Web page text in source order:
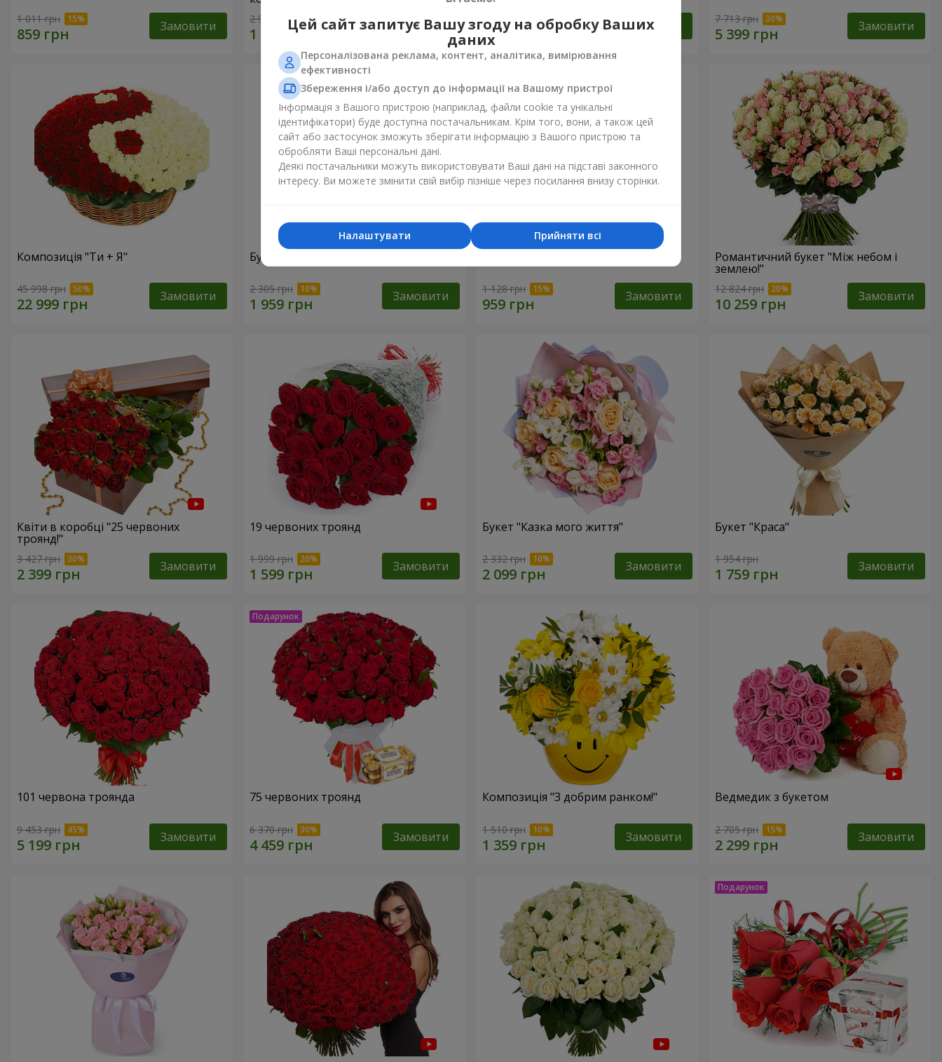
1 011 грн Замовити 2 922 грн Замовити 1 399 грн Замовити 7 713 грн Замовити
Композиція "Ти + Я"
45 998 грн Замовити
Букет "У захваті від тебе!"
2 305 грн Замовити 1 128 грн Замовити
Романтичний букет "Між небом і
землею!"
12 824 грн Замовити
Квіти в коробці "25 червоних
троянд!"
3 427 грн Замовити
19 червоних троянд
1 999 грн Замовити
Букет "Казка мого життя"
2 332 грн Замовити
Букет "Краса"
1 954 грн Замовити
101 червона троянда
9 453 грн Замовити
75 червоних троянд
6 370 грн Замовити
Композиція "З добрим ранком!"
1 510 грн Замовити
Ведмедик з букетом
2 705 грн Замовити
Цей сайт запитує Вашу згоду на обробку Ваших
даних
Персоналізована реклама, контент, аналітика, вимірювання
ефективності
Збереження і/або доступ до інформації на Вашому пристрої
Інформація з Вашого пристрою (наприклад, файли cookie та унікальні
ідентифікатори) буде доступна постачальникам. Крім того, вони, а також цей
сайт або застосунок зможуть зберігати інформацію з Вашого пристрою та
обробляти Ваші персональні дані.
Деякі постачальники можуть використовувати Ваші дані на підставі законного
інтересу. Ви можете змінити свій вибір пізніше через посилання внизу сторінки.
Прийняти всі
Налаштувати